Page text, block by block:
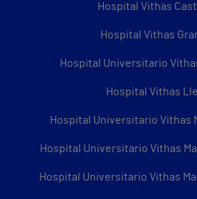
Hospital Vithas
Hospital Vithas
Hospital Universitario
Hospital Vithas
Hospital Universitario Vithas
Hospital Universitario Vithas
Hospital Universitario Vithas